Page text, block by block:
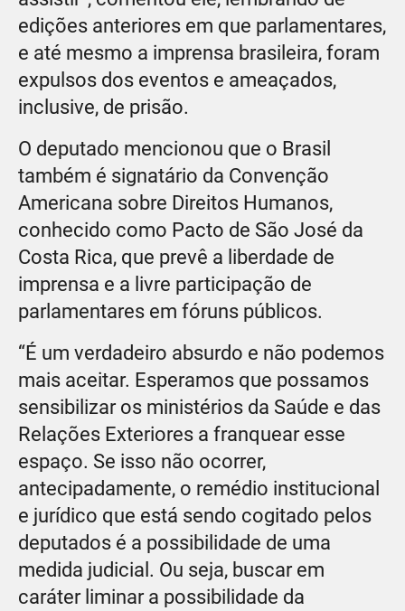
edições anteriores em que parlamentares,
e até mesmo a imprensa brasileira, foram
expulsos dos eventos e ameaçados,
inclusive, de prisão.
O deputado mencionou que o Brasil
também é signatário da Convenção
Americana sobre Direitos Humanos,
conhecido como Pacto de São José da
Costa Rica, que prevê a liberdade de
imprensa e a livre participação de
parlamentares em fóruns públicos.
“É um verdadeiro absurdo e não podemos
mais aceitar. Esperamos que possamos
sensibilizar os ministérios da Saúde e das
Relações Exteriores a franquear esse
espaço. Se isso não ocorrer,
antecipadamente, o remédio institucional
e jurídico que está sendo cogitado pelos
deputados é a possibilidade de uma
medida judicial. Ou seja, buscar em
caráter liminar a possibilidade da